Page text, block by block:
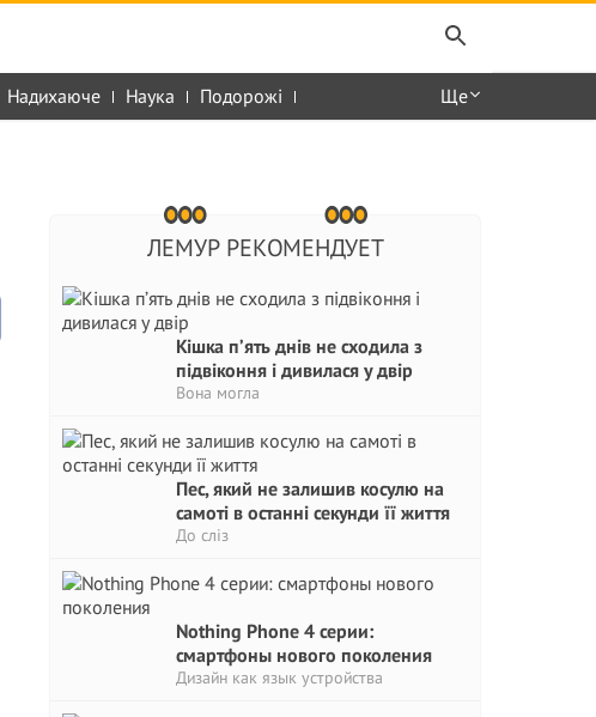
Надихаюче Наука Подорожі Ще
ЛЕМУР РЕКОМЕНДУЕТ
Кішка п’ять днів не сходила з
підвіконня і дивилася у двір
Вона могла
Пес, який не залишив косулю на
самоті в останні секунди її життя
До сліз
Nothing Phone 4 серии:
смартфоны нового поколения
Дизайн как язык устройства